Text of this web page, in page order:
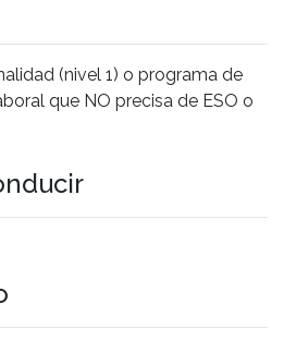
(nivel 1) o programa de
que NO precisa de ESO o